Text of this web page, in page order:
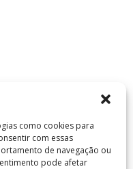
como cookies para
com essas
de navegação ou
pode afetar